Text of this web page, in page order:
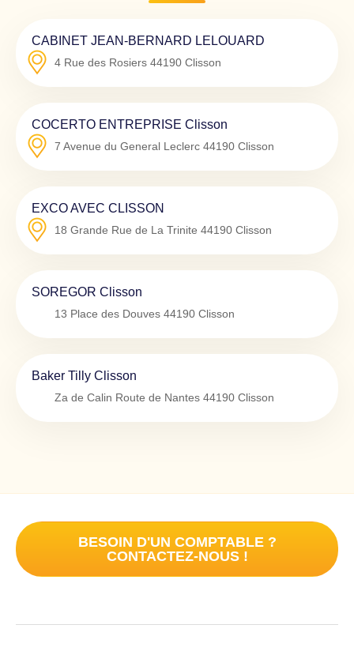
CABINET JEAN-BERNARD LELOUARD
4 Rue des Rosiers 44190 Clisson
COCERTO ENTREPRISE Clisson
7 Avenue du General Leclerc 44190 Clisson
EXCO AVEC CLISSON
18 Grande Rue de La Trinite 44190 Clisson
SOREGOR Clisson
13 Place des Douves 44190 Clisson
Baker Tilly Clisson
Za de Calin Route de Nantes 44190 Clisson
BESOIN D'UN COMPTABLE ?
CONTACTEZ-NOUS !